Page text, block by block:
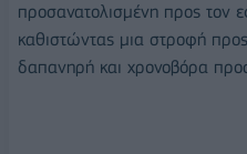
προσανατολισμένη προς τον
καθιστώντας μια στροφή
δαπανηρή και χρονοβόρα